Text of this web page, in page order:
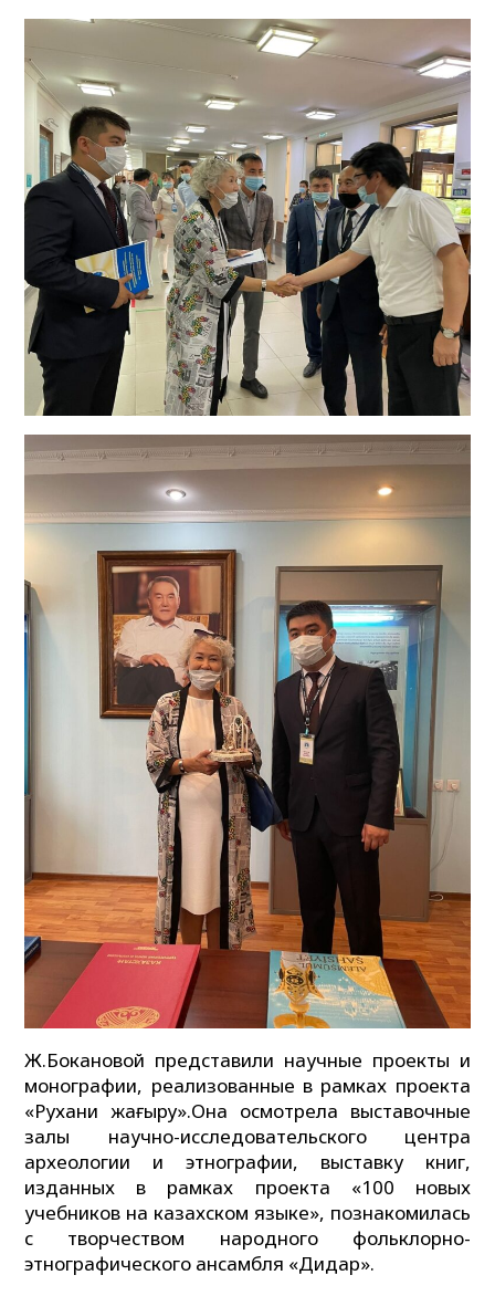
Ж.Бокановой представили научные проекты и
монографии, реализованные в рамках проекта
«Рухани жаңғыру».Она осмотрела выставочные
залы научно-исследовательского центра
археологии и этнографии, выставку книг,
изданных в рамках проекта «100 новых
учебников на казахском языке», познакомилась
с творчеством народного фольклорно-
этнографического ансамбля «Дидар».